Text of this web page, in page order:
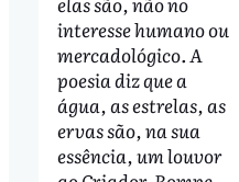
interesse humano ou
mercadológico. A
poesia diz que a
água, as estrelas, as
ervas são, na sua
essência, um louvor